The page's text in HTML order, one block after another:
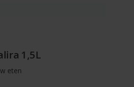
1,5L
eten